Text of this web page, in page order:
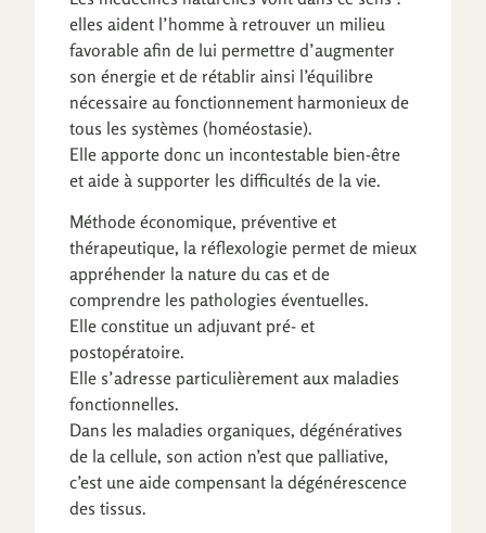
elles aident l’homme à retrouver un milieu
favorable afin de lui permettre d’augmenter
son énergie et de rétablir ainsi l’équilibre
nécessaire au fonctionnement harmonieux de
tous les systèmes (homéostasie).
Elle apporte donc un incontestable bien-être
et aide à supporter les difficultés de la vie.
Méthode économique, préventive et
thérapeutique, la réflexologie permet de mieux
appréhender la nature du cas et de
comprendre les pathologies éventuelles.
Elle constitue un adjuvant pré- et
postopératoire.
Elle s’adresse particulièrement aux maladies
fonctionnelles.
Dans les maladies organiques, dégénératives
de la cellule, son action n’est que palliative,
c’est une aide compensant la dégénérescence
des tissus.